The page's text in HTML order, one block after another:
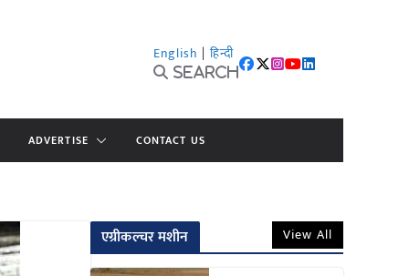
English | हिन्दी
Search
ADVERTISE CONTACT US
एग्रीकल्चर मशीन View All